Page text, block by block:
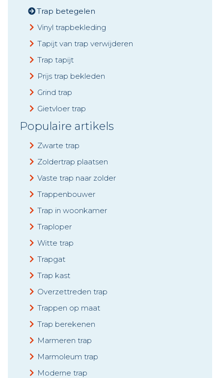
Trap betegelen
Vinyl trapbekleding
Tapijt van trap verwijderen
Trap tapijt
Prijs trap bekleden
Grind trap
Gietvloer trap
Populaire artikels
Zwarte trap
Zoldertrap plaatsen
Vaste trap naar zolder
Trappenbouwer
Trap in woonkamer
Traploper
Witte trap
Trapgat
Trap kast
Overzettreden trap
Trappen op maat
Trap berekenen
Marmeren trap
Marmoleum trap
Moderne trap